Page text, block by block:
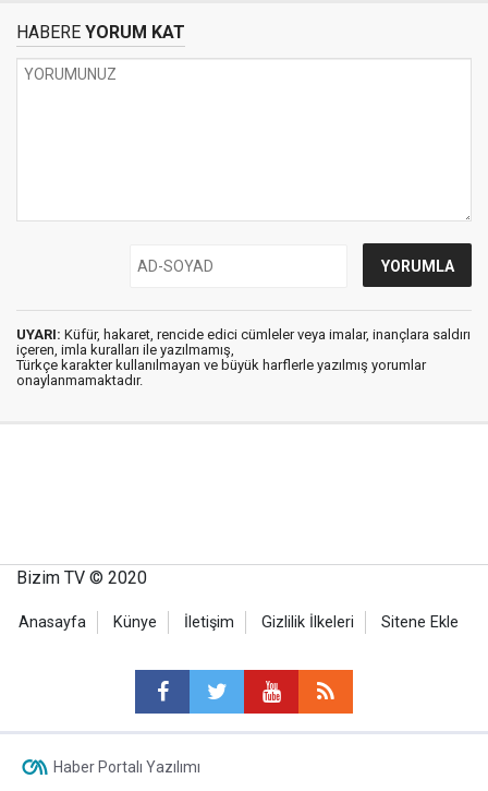
HABERE YORUM KAT
UYARI: Küfür, hakaret, rencide edici cümleler veya imalar, inançlara saldırı
içeren, imla kuralları ile yazılmamış,
Türkçe karakter kullanılmayan ve büyük harflerle yazılmış yorumlar
onaylanmamaktadır.
Bizim TV © 2020
Anasayfa Künye İletişim Gizlilik İlkeleri Sitene Ekle
Haber Portalı Yazılımı